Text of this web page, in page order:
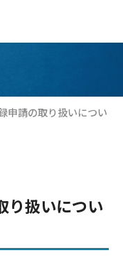
申請の取り扱いについ
り扱いについ